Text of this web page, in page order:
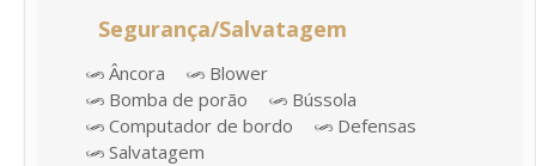
Segurança/Salvatagem
Âncora
Blower
Bomba de porão
Bússola
Computador de bordo
Defensas
Salvatagem